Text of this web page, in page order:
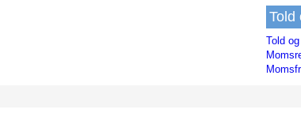
Told
Told